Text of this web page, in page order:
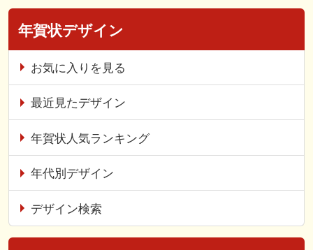
年賀状デザイン
お気に入りを見る
最近見たデザイン
年賀状人気ランキング
年代別デザイン
デザイン検索